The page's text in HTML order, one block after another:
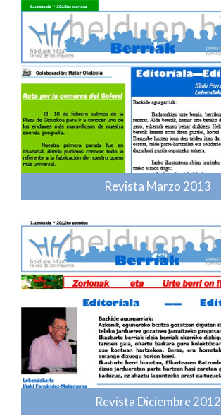
Revista Marzo 2013
Revista Diciembre 2012